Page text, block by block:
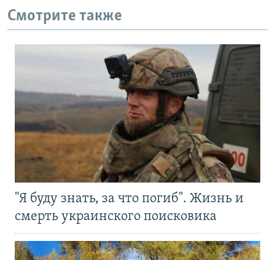
Смотрите также
"Я буду знать, за что погиб". Жизнь и
смерть украинского поисковика